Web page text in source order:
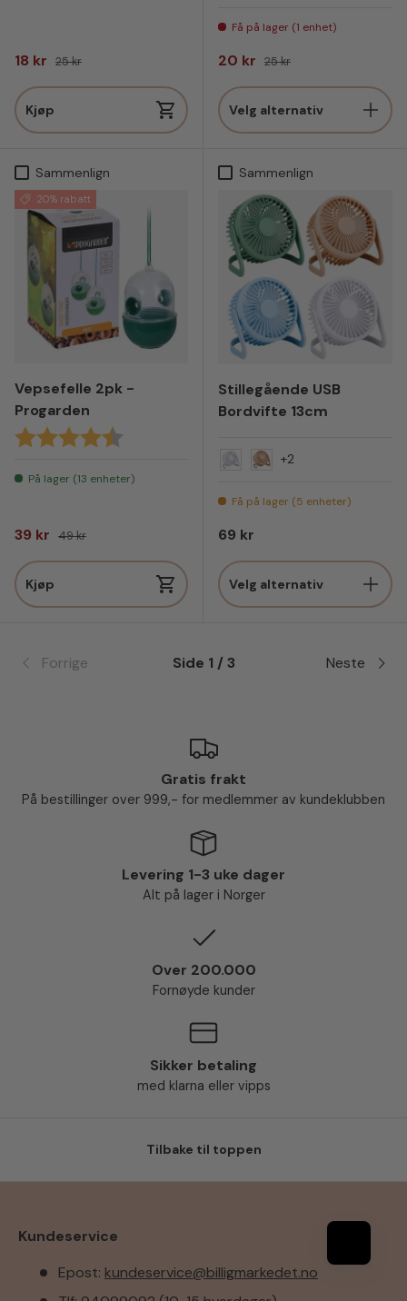
Salgspris
18 kr Vanlig pris
25 kr
Kjøp
Få på lager (1 enhet)
Salgspris
20 kr Vanlig pris
25 kr
Velg alternativ
Sammenlign
20% rabatt
Vepsefelle 2pk -
Progarden
Karakter:
På lager (13 enheter)
Salgspris
39 kr Vanlig pris
49 kr
Kjøp
Sammenlign
Stillegående USB
Bordvifte 13cm
+2
Få på lager (5 enheter)
Vanlig pris
69 kr
Velg alternativ
Forrige Side 1 / 3 Neste
Gratis frakt
På bestillinger over 999,- for medlemmer av kundeklubben
Levering 1-3 uke dager
Alt på lager i Norger
Over 200.000
Fornøyde kunder
Sikker betaling
med klarna eller vipps
Tilbake til toppen
Kundeservice
Epost: kundeservice@billigmarkedet.no